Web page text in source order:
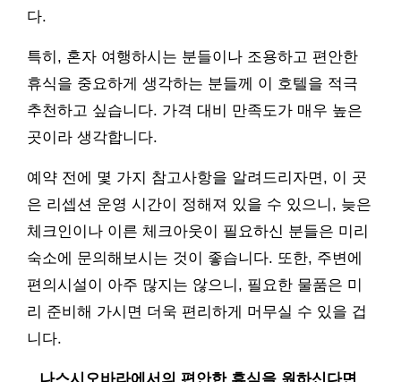
다.
특히, 혼자 여행하시는 분들이나 조용하고 편안한
휴식을 중요하게 생각하는 분들께 이 호텔을 적극
추천하고 싶습니다. 가격 대비 만족도가 매우 높은
곳이라 생각합니다.
예약 전에 몇 가지 참고사항을 알려드리자면, 이 곳
은 리셉션 운영 시간이 정해져 있을 수 있으니, 늦은
체크인이나 이른 체크아웃이 필요하신 분들은 미리
숙소에 문의해보시는 것이 좋습니다. 또한, 주변에
편의시설이 아주 많지는 않으니, 필요한 물품은 미
리 준비해 가시면 더욱 편리하게 머무실 수 있을 겁
니다.